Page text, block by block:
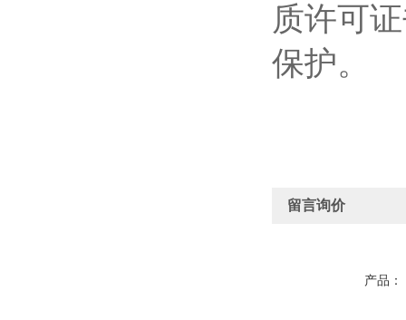
质许可
保护。
留言询价
产品：